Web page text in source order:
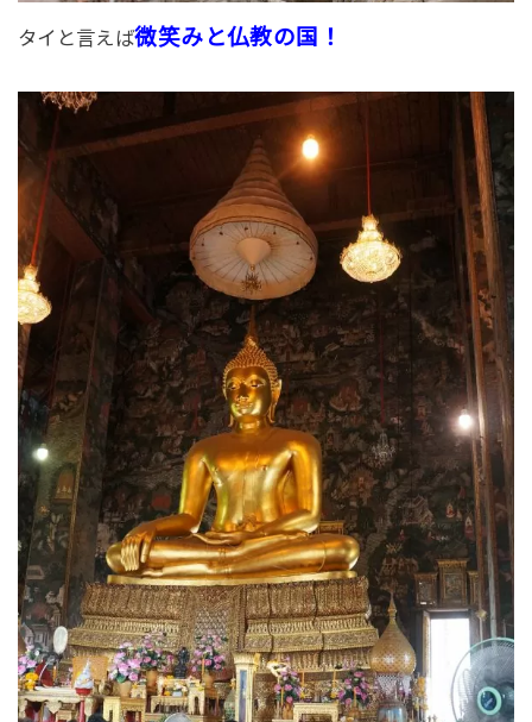
タイと言えば微笑みと仏教の国！